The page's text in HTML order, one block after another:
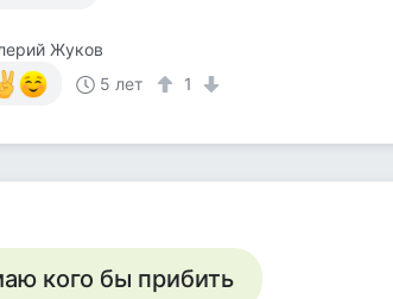
Жуков
5 лет
1
кого бы прибить